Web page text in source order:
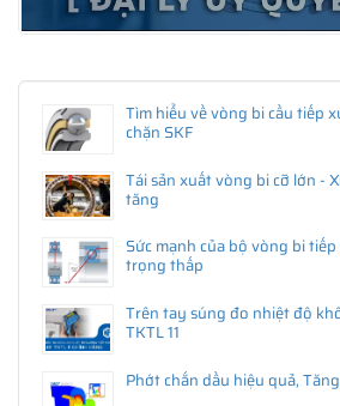
Tìm hiểu về vòng bi cầu tiếp
chặn SKF
Tái sản xuất vòng bi cỡ lớn -
tăng
Sức mạnh của bộ vòng bi
trọng thấp
Trên tay súng đo nhiệt độ
TKTL 11
Phớt chắn dầu hiệu quả,